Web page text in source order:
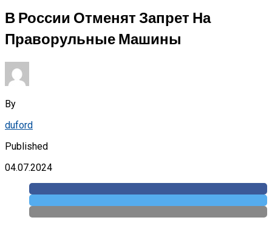
В России Отменят Запрет На
Праворульные Машины
By
duford
Published
04.07.2024